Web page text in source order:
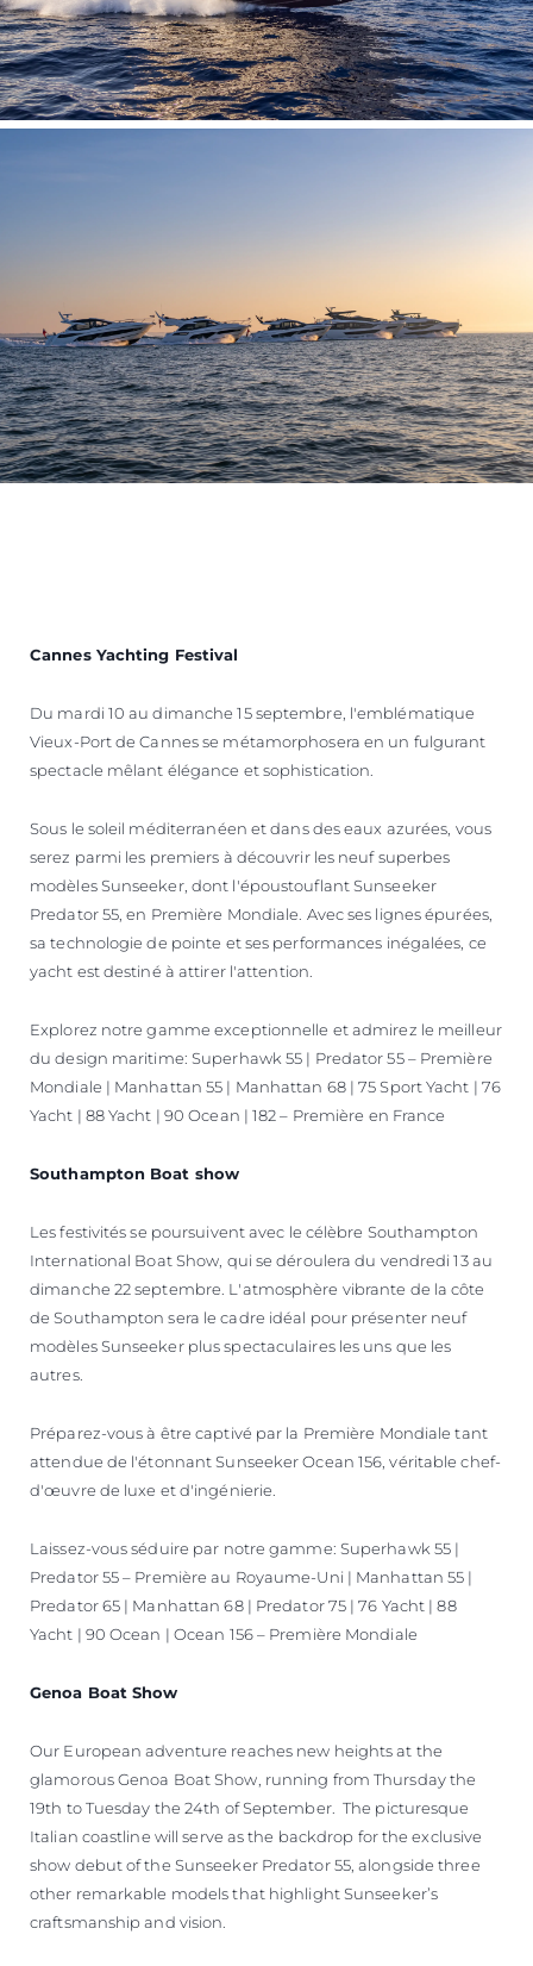
Cannes Yachting Festival
Du mardi 10 au dimanche 15 septembre, l'emblématique
Vieux-Port de Cannes se métamorphosera en un fulgurant
spectacle mêlant élégance et sophistication.
Sous le soleil méditerranéen et dans des eaux azurées, vous
serez parmi les premiers à découvrir les neuf superbes
modèles Sunseeker, dont l'époustouflant Sunseeker
Predator 55, en Première Mondiale. Avec ses lignes épurées,
sa technologie de pointe et ses performances inégalées, ce
yacht est destiné à attirer l'attention.
Explorez notre gamme exceptionnelle et admirez le meilleur
du design maritime: Superhawk 55 | Predator 55 – Première
Mondiale | Manhattan 55 | Manhattan 68 | 75 Sport Yacht | 76
Yacht | 88 Yacht | 90 Ocean | 182 – Première en France
Southampton Boat show
Les festivités se poursuivent avec le célèbre Southampton
International Boat Show, qui se déroulera du vendredi 13 au
dimanche 22 septembre. L'atmosphère vibrante de la côte
de Southampton sera le cadre idéal pour présenter neuf
modèles Sunseeker plus spectaculaires les uns que les
autres.
Préparez-vous à être captivé par la Première Mondiale tant
attendue de l'étonnant Sunseeker Ocean 156, véritable chef-
d'œuvre de luxe et d'ingénierie.
Laissez-vous séduire par notre gamme: Superhawk 55 |
Predator 55 – Première au Royaume-Uni | Manhattan 55 |
Predator 65 | Manhattan 68 | Predator 75 | 76 Yacht | 88
Yacht | 90 Ocean | Ocean 156 – Première Mondiale
Genoa Boat Show
Our European adventure reaches new heights at the
glamorous Genoa Boat Show, running from Thursday the
19th to Tuesday the 24th of September. The picturesque
Italian coastline will serve as the backdrop for the exclusive
show debut of the Sunseeker Predator 55, alongside three
other remarkable models that highlight Sunseeker’s
craftsmanship and vision.